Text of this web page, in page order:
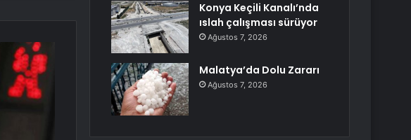
Konya Keçili Kanalı’nda
ıslah çalışması sürüyor
Ağustos 7, 2026
Malatya’da Dolu Zararı
Ağustos 7, 2026